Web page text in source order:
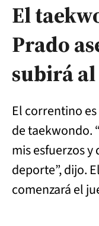
El
Prado
subirá
El correntino
de taekwondo.
mis esfuerzos
deporte”, dijo.
comenzará el